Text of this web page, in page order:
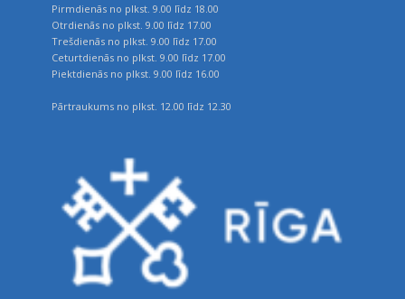
Pirmdienās no plkst. 9.00 līdz 18.00
Otrdienās no plkst. 9.00 līdz 17.00
Trešdienās no plkst. 9.00 līdz 17.00
Ceturtdienās no plkst. 9.00 līdz 17.00
Piektdienās no plkst. 9.00 līdz 16.00
Pārtraukums no plkst. 12.00 līdz 12.30